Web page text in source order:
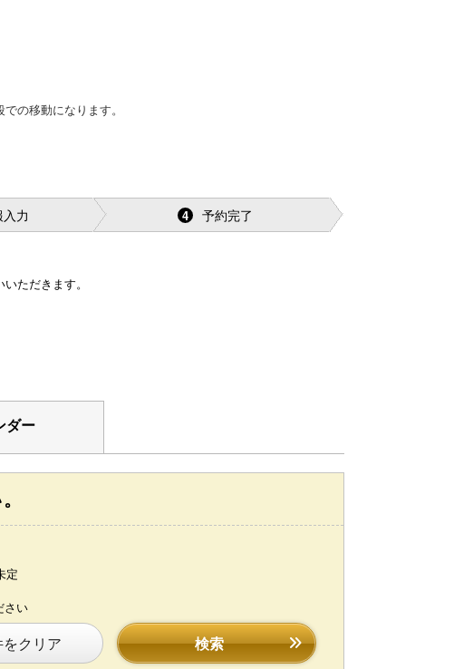
の移動になります。
力 4 予約完了
ただきます。
ダー
定
さい
クリア 検索